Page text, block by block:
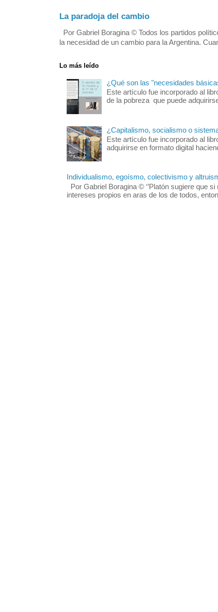
La paradoja del cambio
Por Gabriel Boragina © Todos los partidos
la necesidad de un cambio para la Argentina.
Lo más leído
¿Qué son las "necesidades
Este artículo fue incorporado al
de la pobreza que puede
¿Capitalismo, socialismo o
Este artículo fue incorporado al
adquirirse en formato digital
Individualismo, egoísmo, colectivismo y
Por Gabriel Boragina © ‘’Platón sugiere que
intereses propios en aras de los de todos,